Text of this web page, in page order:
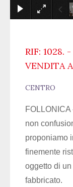
RIF: 1028.
VENDITA
CENTRO
non
proponiamo
finemente
oggetto di
fabbricato.